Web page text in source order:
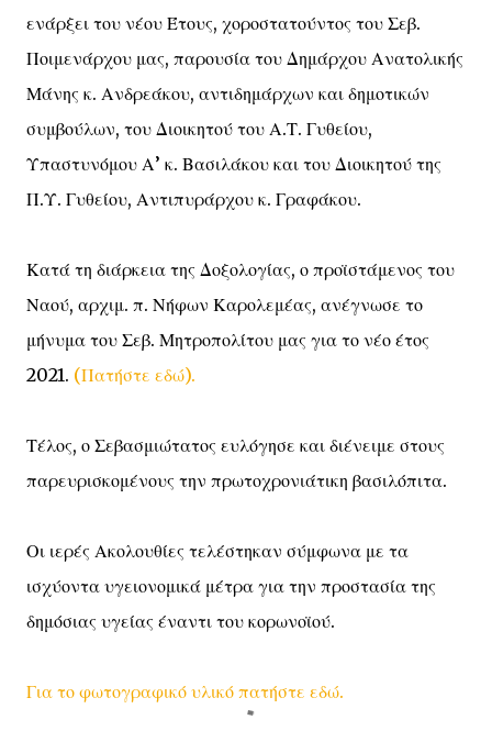
ενάρξει του νέου Έτους, χοροστατούντος του Σεβ.
Ποιμενάρχου μας, παρουσία του Δημάρχου Ανατολικής
Μάνης κ. Ανδρεάκου, αντιδημάρχων και δημοτικών
συμβούλων, του Διοικητού του Α.Τ. Γυθείου,
Υπαστυνόμου Α’ κ. Βασιλάκου και του Διοικητού της
Π.Υ. Γυθείου, Αντιπυράρχου κ. Γραφάκου.
Κατά τη διάρκεια της Δοξολογίας, ο προϊστάμενος του
Ναού, αρχιμ. π. Νήφων Καρολεμέας, ανέγνωσε το
μήνυμα του Σεβ. Μητροπολίτου μας για το νέο έτος
2021. (Πατήστε εδώ).
Τέλος, ο Σεβασμιώτατος ευλόγησε και διένειμε στους
παρευρισκομένους την πρωτοχρονιάτικη βασιλόπιτα.
Οι ιερές Ακολουθίες τελέστηκαν σύμφωνα με τα
ισχύοντα υγειονομικά μέτρα για την προστασία της
δημόσιας υγείας έναντι του κορωνοϊού.
Για το φωτογραφικό υλικό πατήστε εδώ.